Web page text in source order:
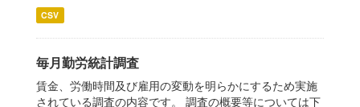
CSV
毎月勤労統計調査
賃金、労働時間及び雇用の変動を明らかにするため実施
されている調査の内容です。 調査の概要等については下